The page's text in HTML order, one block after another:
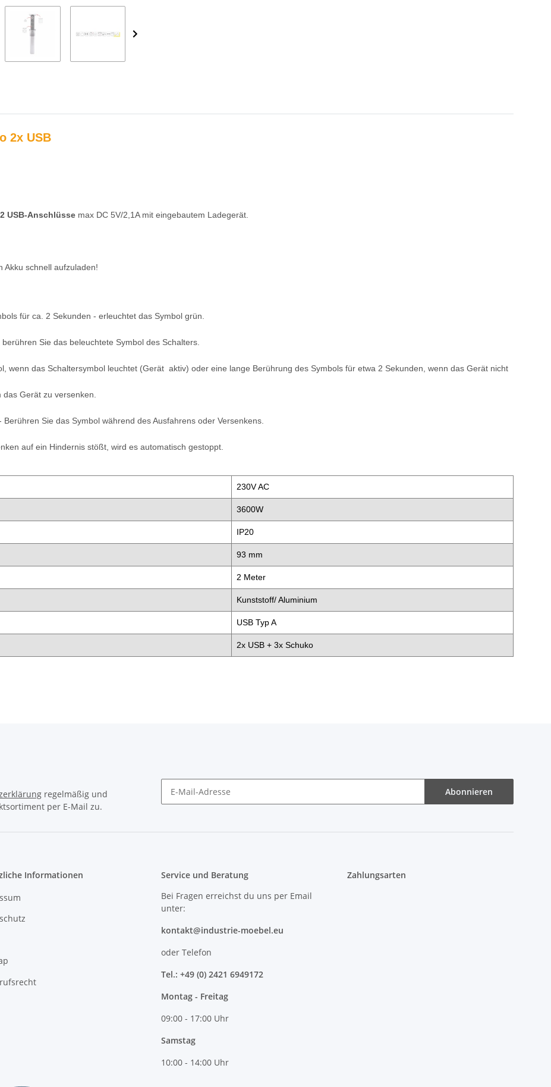
2x USB
USB-Anschlüsse max DC 5V/2,1A mit eingebautem Ladegerät.
Akku schnell aufzuladen!
für ca. 2 Sekunden - erleuchtet das Symbol grün.
Sie das beleuchtete Symbol des Schalters.
wenn das Schaltersymbol leuchtet (Gerät aktiv) oder eine lange Berührung des Symbols für etwa 2 Sekunden, wenn das Gerät nicht
Gerät zu versenken.
Sie das Symbol während des Ausfahrens oder Versenkens.
auf ein Hindernis stößt, wird es automatisch gestoppt.
230V AC
3600W
IP20
93 mm
2 Meter
Kunststoff/ Aluminium
USB Typ A
2x USB + 3x Schuko
regelmäßig und
per E-Mail zu.
Abonnieren
Informationen
Service und Beratung
Bei Fragen erreichst du uns per Email
unter:
kontakt@industrie-moebel.eu
oder Telefon
Tel.: +49 (0) 2421 6949172
Montag - Freitag
09:00 - 17:00 Uhr
Samstag
10:00 - 14:00 Uhr
Zahlungsarten